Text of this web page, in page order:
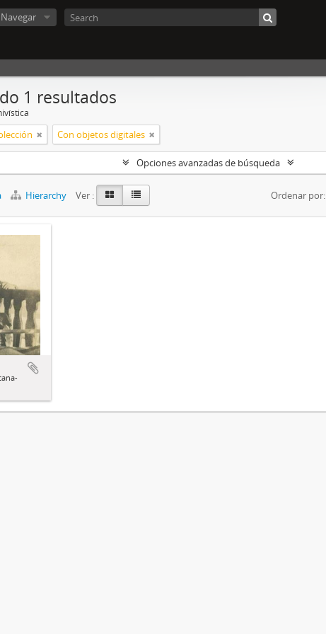
Navegar
1 resultados
Con objetos digitales
Opciones avanzadas de búsqueda
Hierarchy Ver : Ordenar por: